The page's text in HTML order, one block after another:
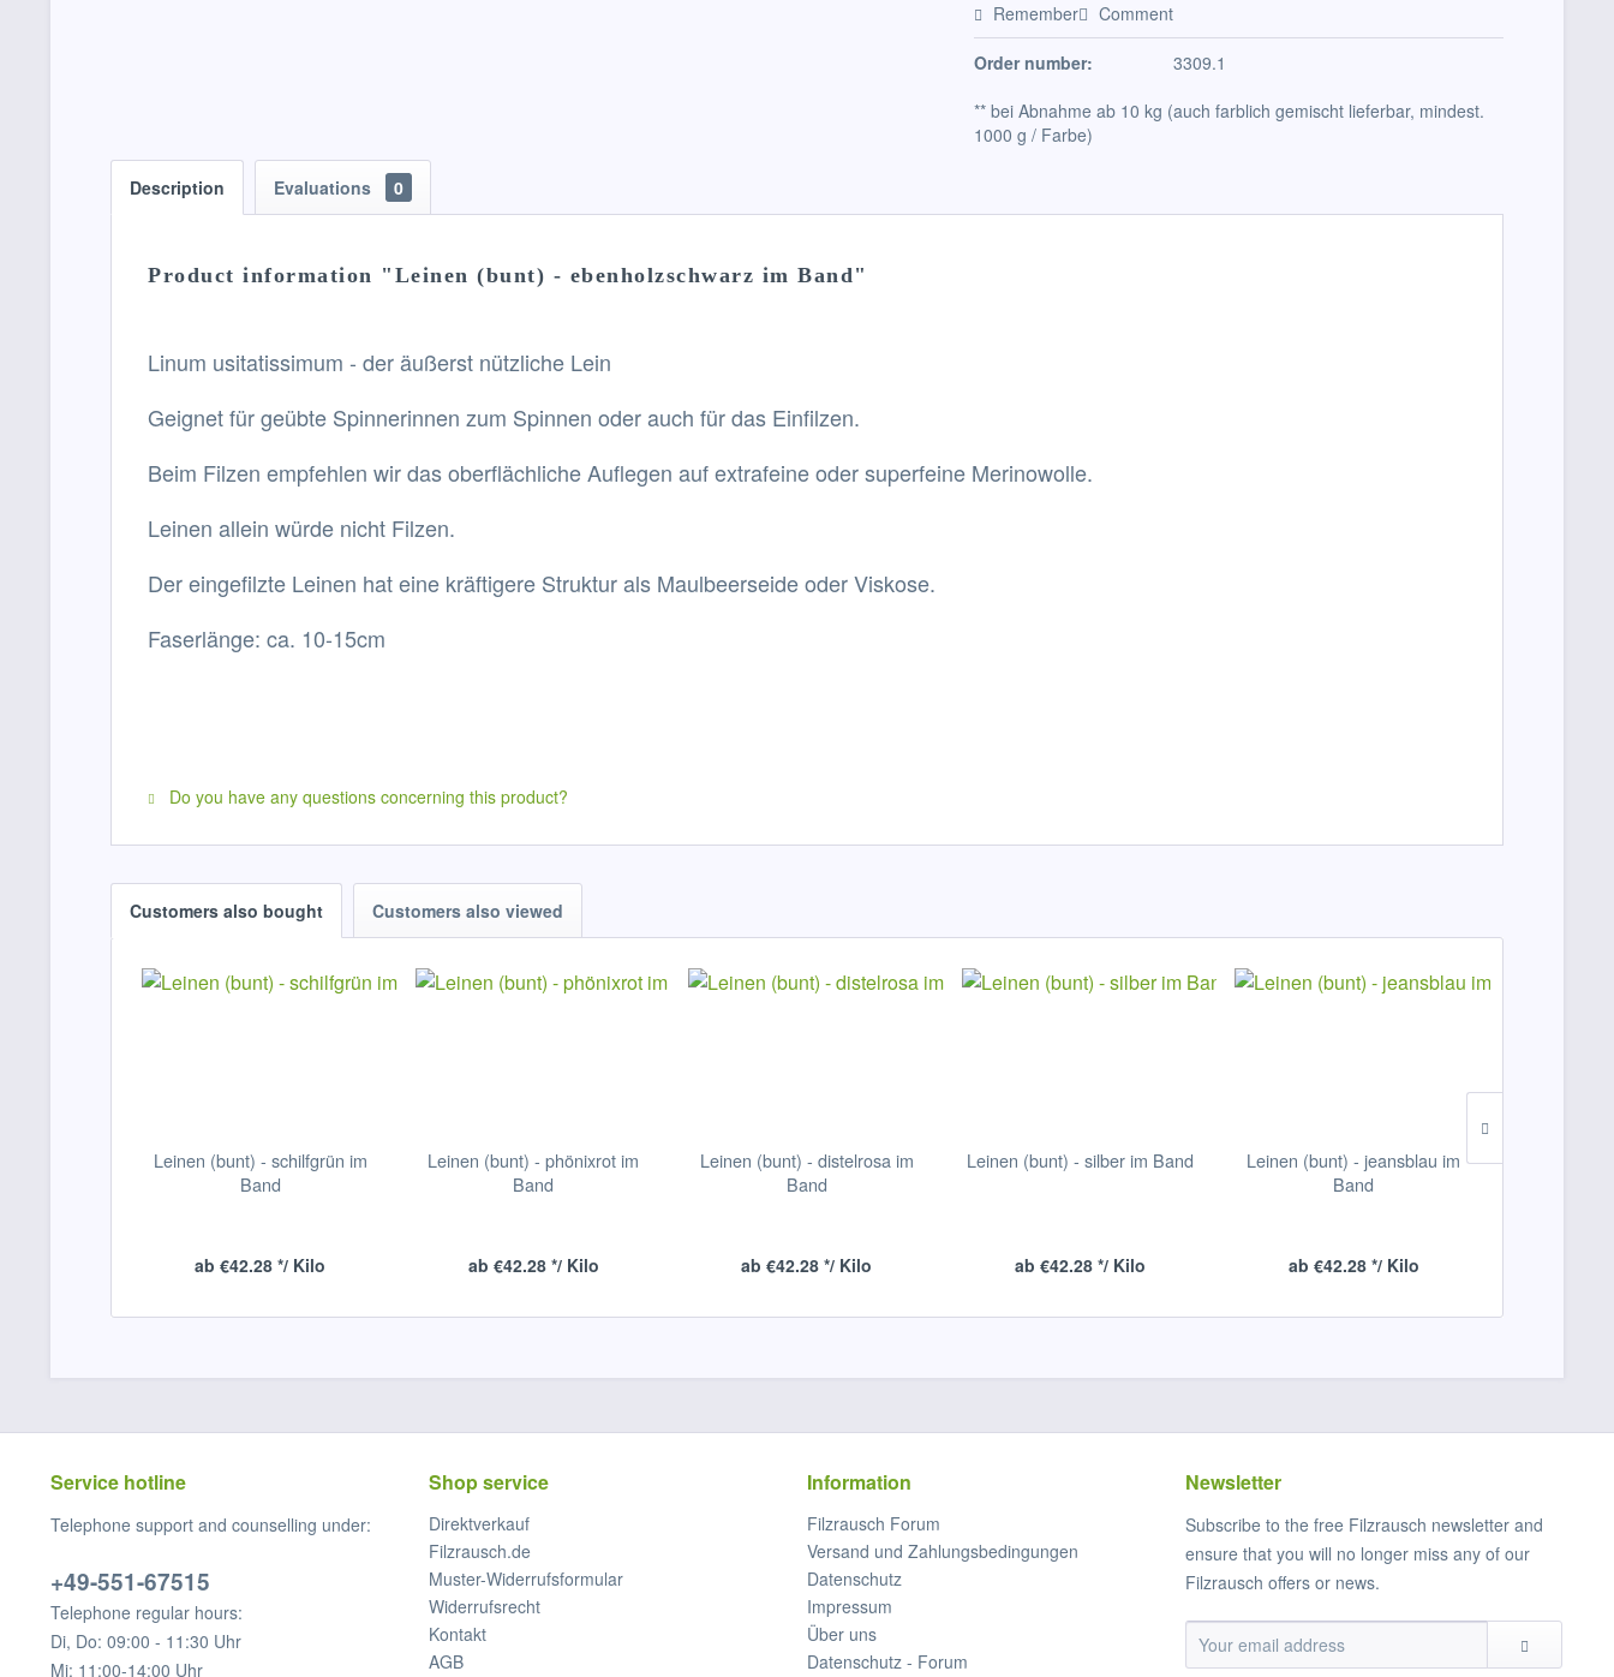
Remember Comment
Order number:
3309.1
** bei Abnahme ab 10 kg (auch farblich gemischt lieferbar, mindest.
1000 g / Farbe)
Description Evaluations 0
Product information "Leinen (bunt) - ebenholzschwarz im Band"
Linum usitatissimum - der äußerst nützliche Lein
Geignet für geübte Spinnerinnen zum Spinnen oder auch für das Einfilzen.
Beim Filzen empfehlen wir das oberflächliche Auflegen auf extrafeine oder superfeine Merinowolle.
Leinen allein würde nicht Filzen.
Der eingefilzte Leinen hat eine kräftigere Struktur als Maulbeerseide oder Viskose.
Faserlänge: ca. 10-15cm
Do you have any questions concerning this product?
Customers also bought Customers also viewed
Leinen (bunt) - schilfgrün im
Band
ab €42.28 */ Kilo
Leinen (bunt) - phönixrot im
Band
ab €42.28 */ Kilo
Leinen (bunt) - distelrosa im
Band
ab €42.28 */ Kilo
Leinen (bunt) - silber im Band
ab €42.28 */ Kilo
Leinen (bunt) - jeansblau im
Band
ab €42.28 */ Kilo
Service hotline
Telephone support and counselling under:
+49-551-67515
Telephone regular hours:
Di, Do: 09:00 - 11:30 Uhr
Mi: 11:00-14:00 Uhr
Shop service
Direktverkauf
Filzrausch.de
Muster-Widerrufsformular
Widerrufsrecht
Kontakt
AGB
Information
Filzrausch Forum
Versand und Zahlungsbedingungen
Datenschutz
Impressum
Über uns
Datenschutz - Forum
Newsletter
Subscribe to the free Filzrausch newsletter and
ensure that you will no longer miss any of our
Filzrausch offers or news.